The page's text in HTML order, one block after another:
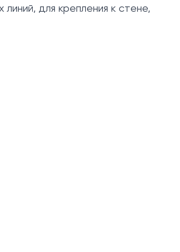
для крепления к стене,